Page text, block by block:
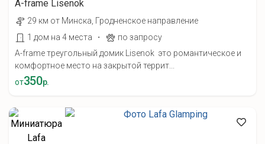
A-frame Lisenok
29 км от Минска, Гродненское направление
1 дом на 4 места
·
по запросу
A-frame треугольный домик Lisenok это романтическое и
комфортное место на закрытой террит...
от350р.